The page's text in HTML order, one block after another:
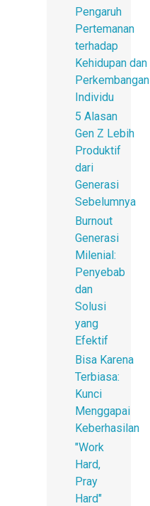
Pengaruh
Pertemanan
terhadap
Kehidupan dan
Perkembangan
Individu
5 Alasan
Gen Z Lebih
Produktif
dari
Generasi
Sebelumnya
Burnout
Generasi
Milenial:
Penyebab
dan
Solusi
yang
Efektif
Bisa Karena
Terbiasa:
Kunci
Menggapai
Keberhasilan
"Work
Hard,
Pray
Hard"